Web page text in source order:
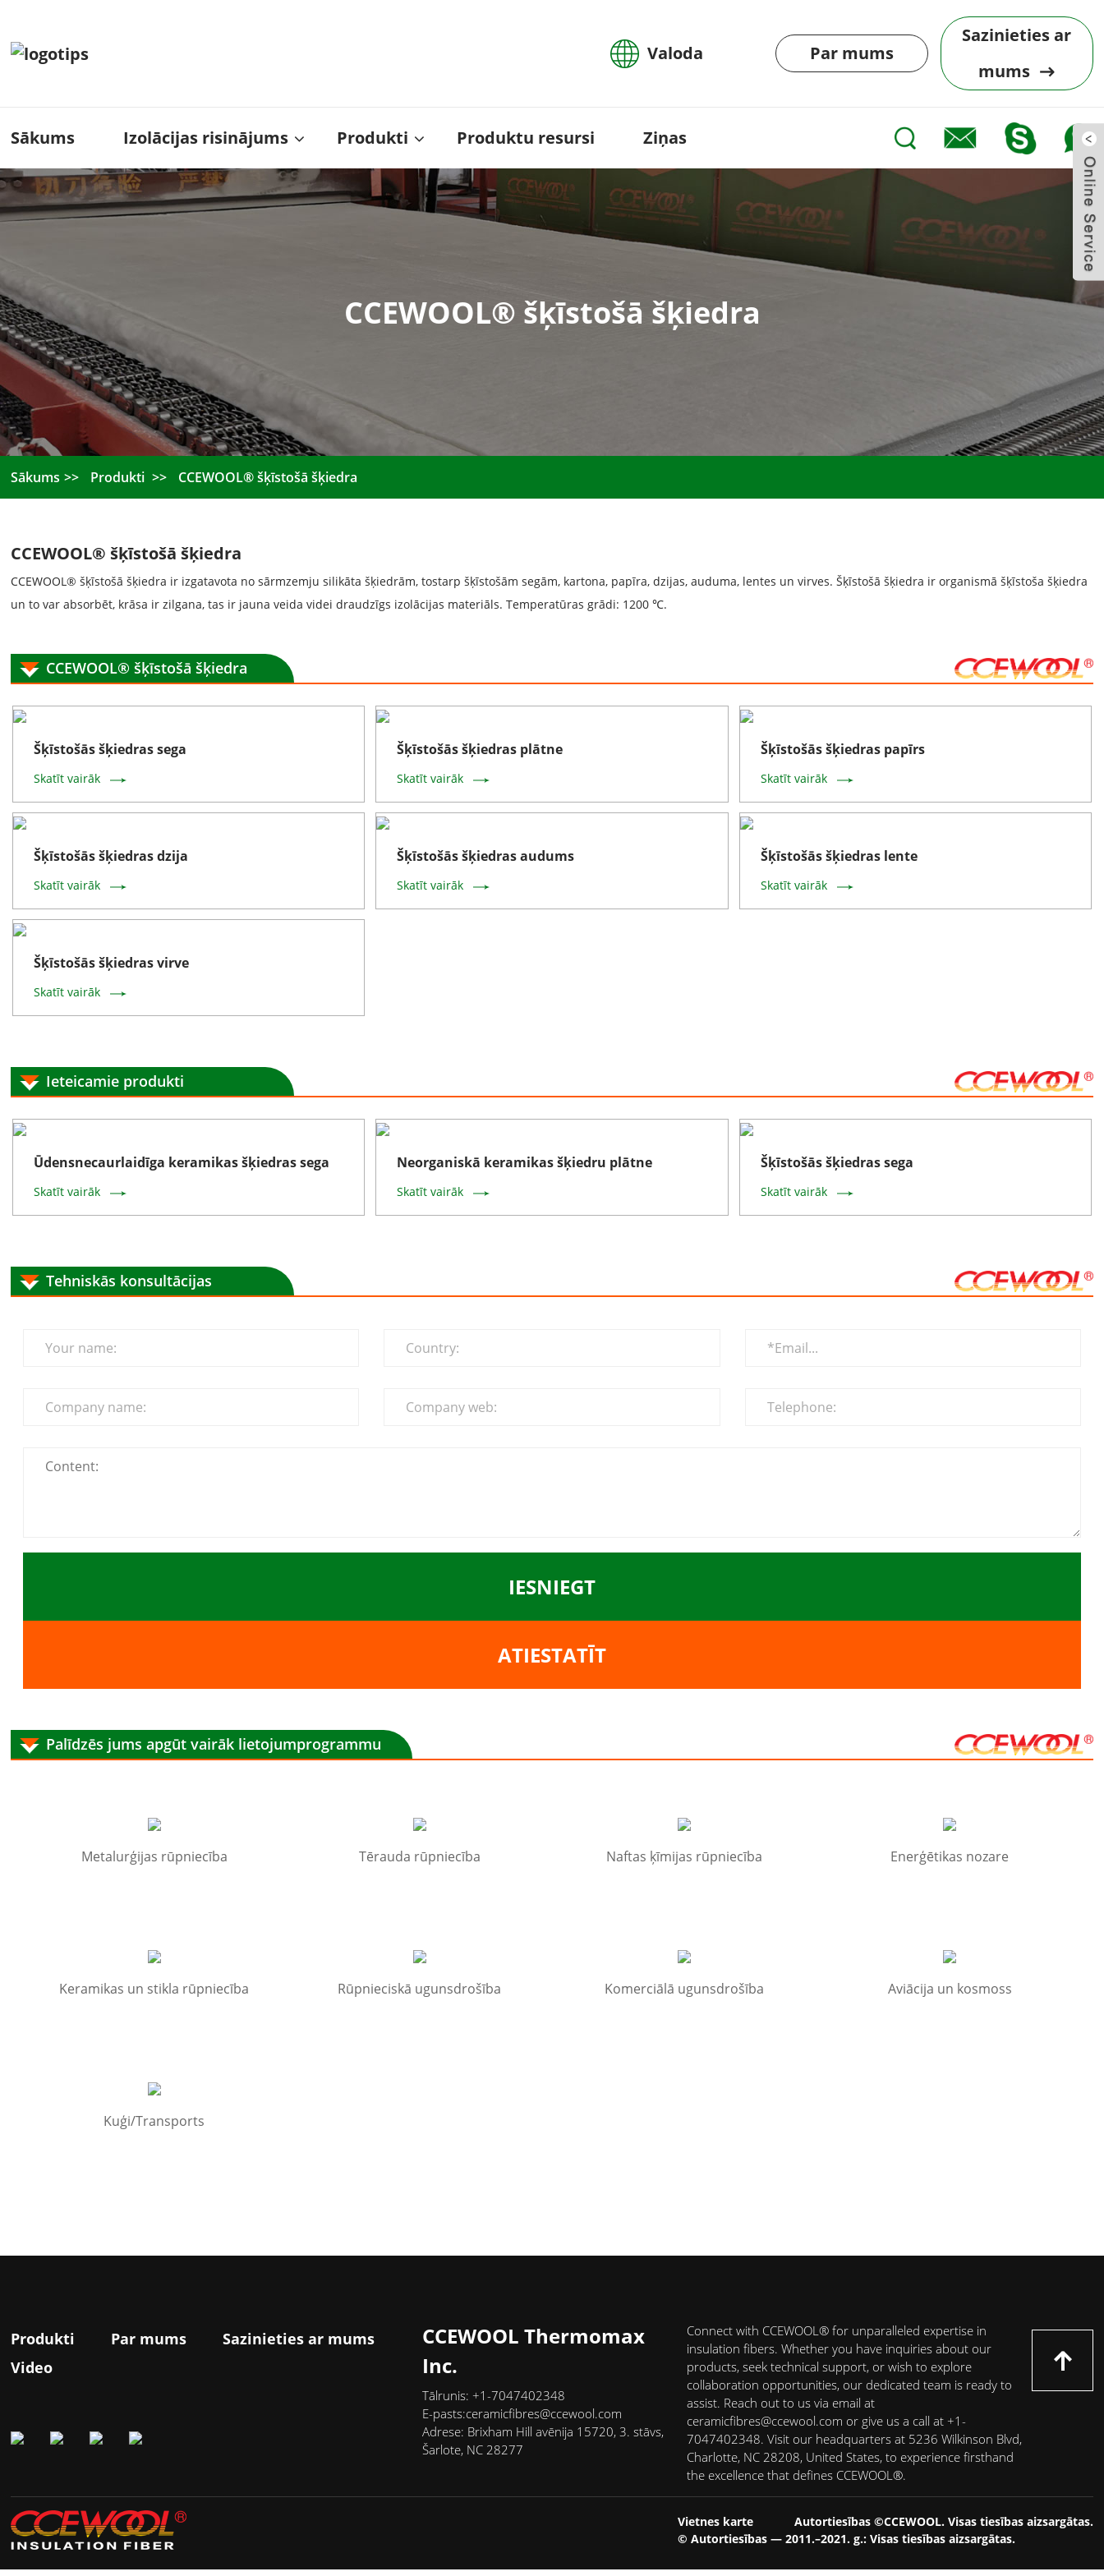
Valoda Par mums
Sazinieties ar
mums
Sākums Izolācijas risinājums Produkti Produktu resursi Ziņas
CCEWOOL® šķīstošā šķiedra
Sākums Produkti CCEWOOL® šķīstošā šķiedra
CCEWOOL® šķīstošā šķiedra
CCEWOOL® šķīstošā šķiedra ir izgatavota no sārmzemju silikāta šķiedrām, tostarp šķīstošām segām, kartona, papīra, dzijas, auduma, lentes un virves. Šķīstošā šķiedra ir organismā šķīstoša šķiedra
un to var absorbēt, krāsa ir zilgana, tas ir jauna veida videi draudzīgs izolācijas materiāls. Temperatūras grādi: 1200 ℃.
CCEWOOL® šķīstošā šķiedra
Šķīstošās šķiedras sega
Skatīt vairāk
Šķīstošās šķiedras plātne
Skatīt vairāk
Šķīstošās šķiedras papīrs
Skatīt vairāk
Šķīstošās šķiedras dzija
Skatīt vairāk
Šķīstošās šķiedras audums
Skatīt vairāk
Šķīstošās šķiedras lente
Skatīt vairāk
Šķīstošās šķiedras virve
Skatīt vairāk
Ieteicamie produkti
Ūdensnecaurlaidīga keramikas šķiedras sega
Skatīt vairāk
Neorganiskā keramikas šķiedru plātne
Skatīt vairāk
Šķīstošās šķiedras sega
Skatīt vairāk
Tehniskās konsultācijas
IESNIEGT
ATIESTATĪT
Palīdzēs jums apgūt vairāk lietojumprogrammu
Metalurģijas rūpniecība Tērauda rūpniecība Naftas ķīmijas rūpniecība Enerģētikas nozare
Keramikas un stikla rūpniecība Rūpnieciskā ugunsdrošība Komerciālā ugunsdrošība Aviācija un kosmoss
Kuģi/Transports
Produkti Par mums
Sazinieties ar mums
Video
CCEWOOL Thermomax
Inc.
Tālrunis: +1-7047402348
E-pasts:ceramicfibres@ccewool.com
Adrese: Brixham Hill avēnija 15720, 3. stāvs,
Šarlote, NC 28277
Connect with CCEWOOL® for unparalleled expertise in
insulation fibers. Whether you have inquiries about our
products, seek technical support, or wish to explore
collaboration opportunities, our dedicated team is ready to
assist. Reach out to us via email at
ceramicfibres@ccewool.com or give us a call at +1-
7047402348. Visit our headquarters at 5236 Wilkinson Blvd,
Charlotte, NC 28208, United States, to experience firsthand
the excellence that defines CCEWOOL®.
Vietnes karte
Autortiesības ©CCEWOOL. Visas tiesības aizsargātas.
© Autortiesības — 2011.–2021. g.: Visas tiesības aizsargātas.